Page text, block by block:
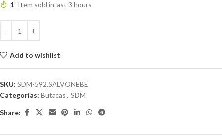
1 Item sold in last 3 hours
Add to wishlist
SKU: SDM-592.SALVONEBE
Categorías: Butacas, SDM
Share: